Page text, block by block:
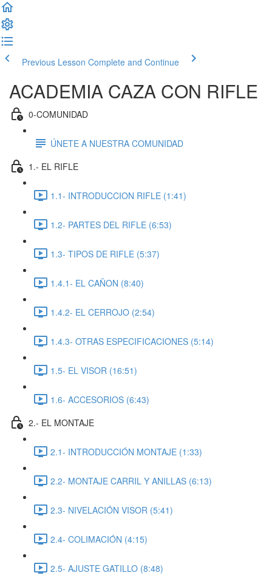
Previous Lesson Complete and Continue
ACADEMIA CAZA CON RIFLE
0-COMUNIDAD
ÚNETE A NUESTRA COMUNIDAD
1.- EL RIFLE
1.1- INTRODUCCION RIFLE (1:41)
1.2- PARTES DEL RIFLE (6:53)
1.3- TIPOS DE RIFLE (5:37)
1.4.1- EL CAÑON (8:40)
1.4.2- EL CERROJO (2:54)
1.4.3- OTRAS ESPECIFICACIONES (5:14)
1.5- EL VISOR (16:51)
1.6- ACCESORIOS (6:43)
2.- EL MONTAJE
2.1- INTRODUCCIÓN MONTAJE (1:33)
2.2- MONTAJE CARRIL Y ANILLAS (6:13)
2.3- NIVELACIÓN VISOR (5:41)
2.4- COLIMACIÓN (4:15)
2.5- AJUSTE GATILLO (8:48)